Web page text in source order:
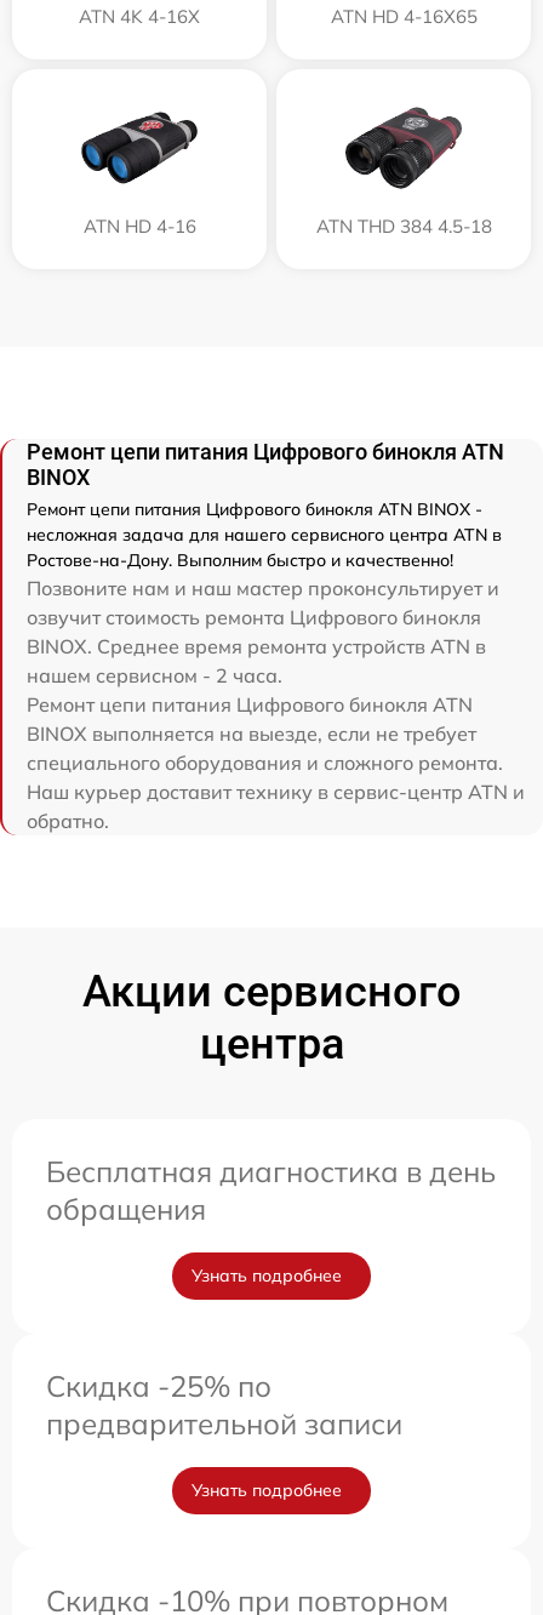
ATN 4K 4-16X ATN HD 4-16X65
ATN HD 4-16 ATN THD 384 4.5-18
Ремонт цепи питания Цифрового бинокля ATN
BINOX
Ремонт цепи питания Цифрового бинокля ATN BINOX -
несложная задача для нашего сервисного центра ATN в
Ростове-на-Дону. Выполним быстро и качественно!
Позвоните нам и наш мастер проконсультирует и
озвучит стоимость ремонта Цифрового бинокля
BINOX. Среднее время ремонта устройств ATN в
нашем сервисном - 2 часа.
Ремонт цепи питания Цифрового бинокля ATN
BINOX выполняется на выезде, если не требует
специального оборудования и сложного ремонта.
Наш курьер доставит технику в сервис-центр ATN и
обратно.
Акции сервисного
центра
Бесплатная диагностика в день
обращения
Узнать подробнее
Скидка -25% по
предварительной записи
Узнать подробнее
Скидка -10% при повторном